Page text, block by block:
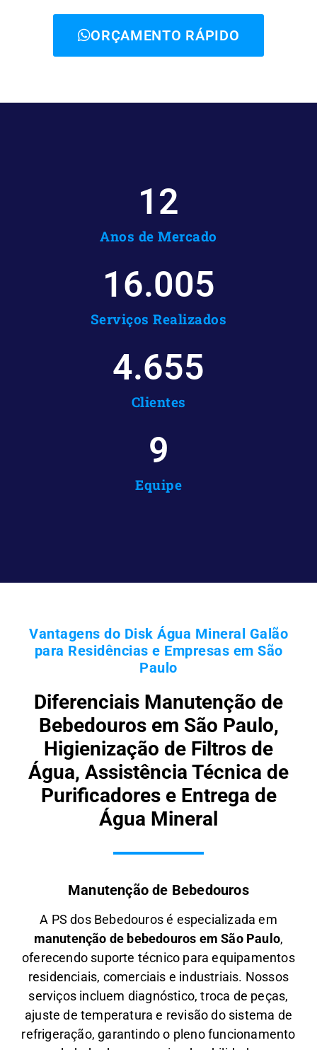
ORÇAMENTO RÁPIDO
Anos de Mercado
12
Serviços Realizados
16.287
Clientes
4.737
Equipe
10
Vantagens do Disk Água Mineral Galão
para Residências e Empresas em São
Paulo
Diferenciais Manutenção de
Bebedouros em São Paulo,
Higienização de Filtros de
Água, Assistência Técnica de
Purificadores e Entrega de
Água Mineral
Manutenção de Bebedouros
A PS dos Bebedouros é especializada em
manutenção de bebedouros em São Paulo,
oferecendo suporte técnico para equipamentos
residenciais, comerciais e industriais. Nossos
serviços incluem diagnóstico, troca de peças,
ajuste de temperatura e revisão do sistema de
refrigeração, garantindo o pleno funcionamento